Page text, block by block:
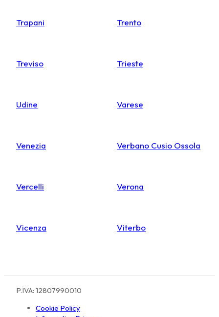
Trapani Trento
Treviso Trieste
Udine Varese
Venezia Verbano Cusio Ossola
Vercelli Verona
Vicenza Viterbo
P.IVA: 12807990010
Cookie Policy